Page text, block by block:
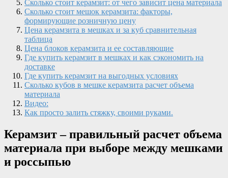
Сколько стоит керамзит: от чего зависит цена материала
Сколько стоит мешок керамзита: факторы,
формирующие розничную цену
Цена керамзита в мешках и за куб сравнительная
таблица
Цена блоков керамзита и ее составляющие
Где купить керамзит в мешках и как сэкономить на
доставке
Где купить керамзит на выгодных условиях
Сколько кубов в мешке керамзита расчет объема
материала
Видео:
Как просто залить стяжку, своими руками.
Керамзит – правильный расчет объема
материала при выборе между мешками
и россыпью